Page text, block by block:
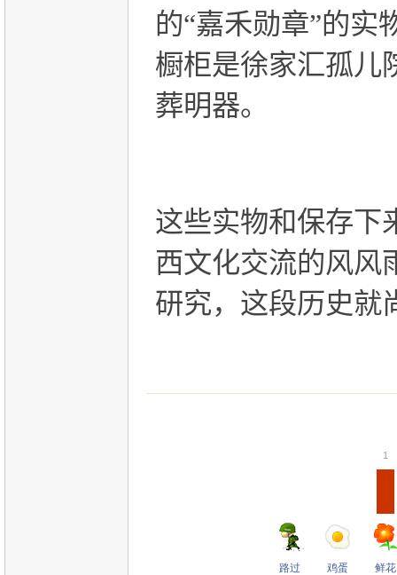
的“嘉禾勋章”的实
橱柜是徐家汇孤儿
葬明器。
这些实物和保存下
西文化交流的风风
研究，这段历史就
路过 鸡蛋
1
鲜花